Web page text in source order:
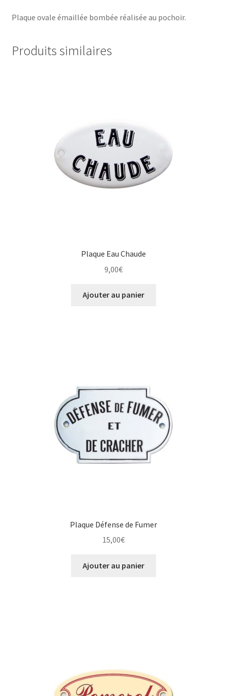
Plaque ovale émaillée bombée réalisée au pochoir.
Produits similaires
Plaque Eau Chaude
9,00€
Ajouter au panier
Plaque Défense de Fumer
15,00€
Ajouter au panier